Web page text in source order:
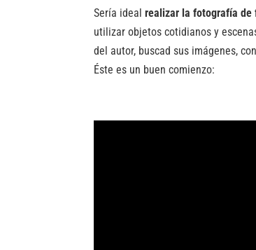
Sería idealrealizar la fotografía
utilizar objetos cotidianos y
del autor, buscad sus imágenes,
Éste es un buen comienzo: